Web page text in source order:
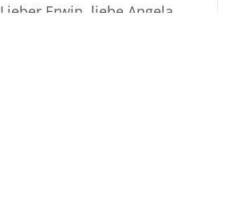
Lieber Erwin, liebe Angela,